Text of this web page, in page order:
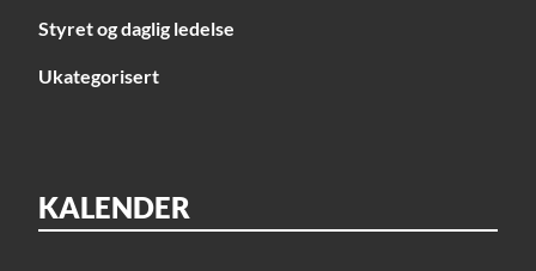
Styret og daglig ledelse
Ukategorisert
KALENDER